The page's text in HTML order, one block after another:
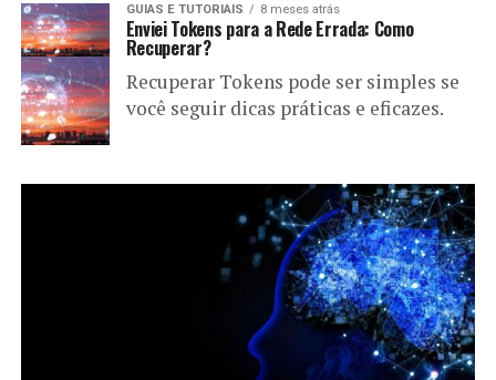
GUIAS E TUTORIAIS 8 meses atrás
Enviei Tokens para a Rede Errada: Como
Recuperar?
Recuperar Tokens pode ser simples se
você seguir dicas práticas e eficazes.